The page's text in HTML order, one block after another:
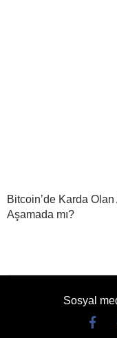
Bitcoin’de Karda
Aşamada mı?
Sosyal